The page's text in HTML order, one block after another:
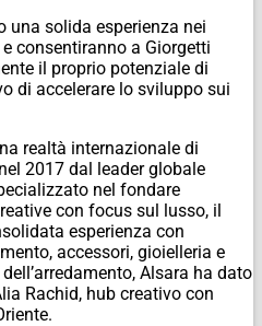
una solida esperienza nei
consentiranno a Giorgetti
il proprio potenziale di
di accelerare lo sviluppo sui
realtà internazionale di
2017 dal leader globale
nel fondare
con focus sul lusso, il
esperienza con
accessori, gioielleria e
Alsara ha dato
Rachid, hub creativo con